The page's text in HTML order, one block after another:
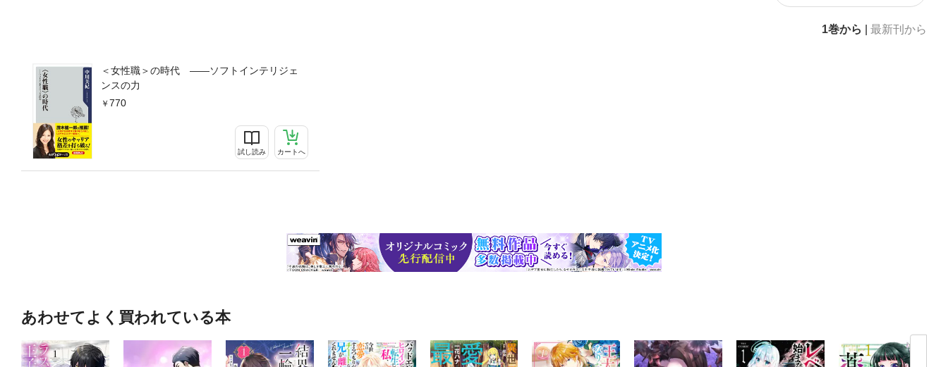
1巻から 最新刊から
＜女性職＞の時代 ――ソフトインテリジェ
ンスの力
770
試し読み カートへ
あわせてよく買われている本